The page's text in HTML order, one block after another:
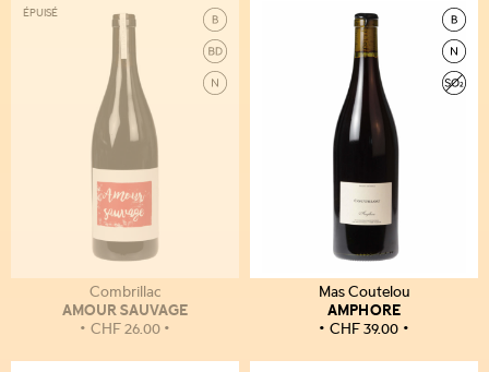
ÉPUISÉ
Combrillac
AMOUR SAUVAGE
CHF26.00
Mas Coutelou
AMPHORE
CHF39.00